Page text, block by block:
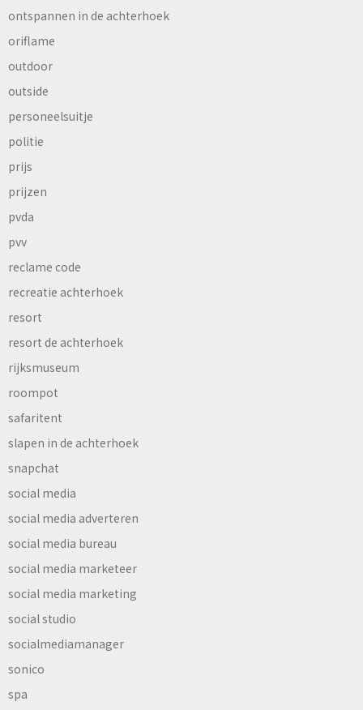
ontspannen in de achterhoek
oriflame
outdoor
outside
personeelsuitje
politie
prijs
prijzen
pvda
pvv
reclame code
recreatie achterhoek
resort
resort de achterhoek
rijksmuseum
roompot
safaritent
slapen in de achterhoek
snapchat
social media
social media adverteren
social media bureau
social media marketeer
social media marketing
social studio
socialmediamanager
sonico
spa